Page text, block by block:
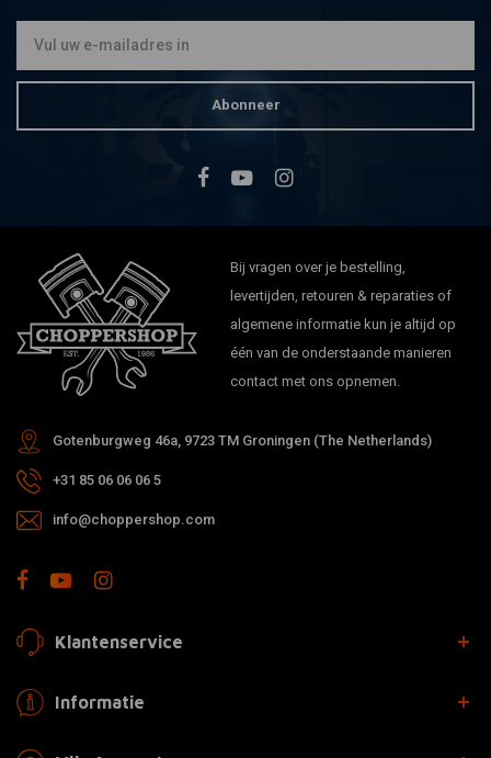
Abonneer
Bij vragen over je bestelling,
levertijden, retouren & reparaties of
algemene informatie kun je altijd op
één van de onderstaande manieren
contact met ons opnemen.
Gotenburgweg 46a, 9723 TM Groningen (The Netherlands)
+31 85 06 06 06 5
info@choppershop.com
Klantenservice
Informatie